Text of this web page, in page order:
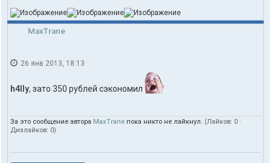
MaxTrane
26 янв 2013, 18:13
h4lly, зато 350 рублей сэкономил
За это сообщение автора MaxTrane пока никто не лайкнул. (Лайков: 0 ·
Дизлайков: 0)